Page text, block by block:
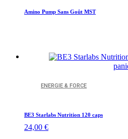
Amino Pump Sans Goût MST
ENERGIE & FORCE
BE3 Starlabs Nutrition 120 caps
24,00 €